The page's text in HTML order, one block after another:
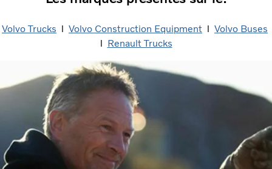
Volvo Trucks ​ l Volvo Construction Equipment ​ l Volvo Buses
l Renault Trucks